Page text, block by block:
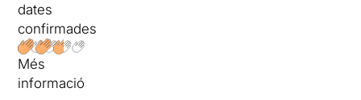
dates
confirmades
Més
informació